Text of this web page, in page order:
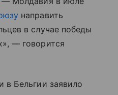
направить
в случае победы
— говорится
в Бельгии заявило